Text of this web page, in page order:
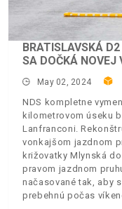
BRATISLAVSKÁ
SA DOČKÁ NOVEJ
May 02, 2024
NDS kompletne
kilometrovom úseku
Lanfranconi.
vonkajšom jazdnom
križovatky Mlynská
pravom jazdnom
načasované tak, aby
prebehnú počas